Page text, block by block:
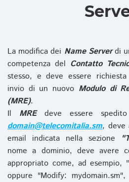
La modifica dei Name Serverdi
competenza del Contatto
stesso, e deve essere
invio di un nuovo Modulo di
(MRE).
Il MREdeve essere
domain@telecomitalia.sm, deve
email indicata nella sezione
nome a dominio, deve avere
appropriato come, ad esempio,
oppure "Modify: